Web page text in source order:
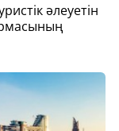
әлеуетін